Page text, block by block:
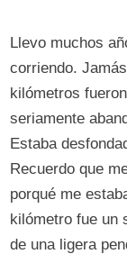
Llevo muchos
corriendo.
kilómetros
seriamente
Estaba
Recuerdo que
porqué me
kilómetro fue un
de una ligera